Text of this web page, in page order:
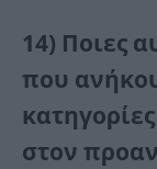
14) Ποιες
που
στον